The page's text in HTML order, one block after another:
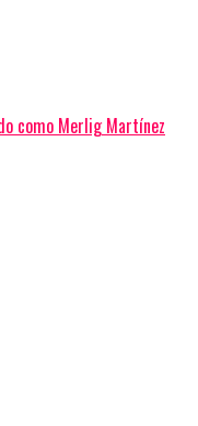
como Merlig Martínez